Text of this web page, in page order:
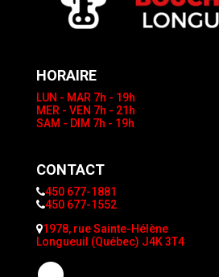
HORAIRE
LUN - MAR 7h - 19h
MER - VEN 7h - 21h
SAM - DIM 7h - 19h
CONTACT
450 677-1881
450 677-1552
1978, rue Sainte-Hélène
Longueuil (Québec) J4K 3T4